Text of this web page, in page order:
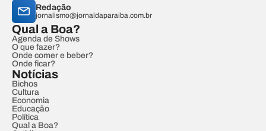
Redação
jornalismo@jornaldaparaiba.com.br
Qual a Boa?
Agenda de Shows
O que fazer?
Onde comer e beber?
Onde ficar?
Notícias
Bichos
Cultura
Economia
Educação
Política
Qual a Boa?